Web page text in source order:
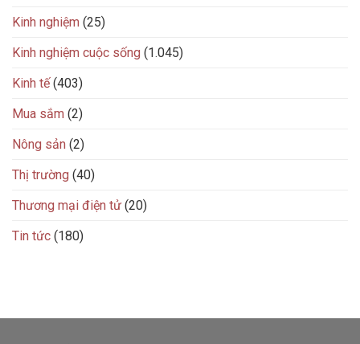
Kinh nghiệm (25)
Kinh nghiệm cuộc sống (1.045)
Kinh tế(403)
Mua sắm (2)
Nông sản (2)
Thị trường (40)
Thương mại điện tử (20)
Tin tức (180)